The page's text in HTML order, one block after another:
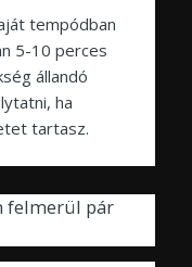
tempódban
5-10 perces
állandó
ha
tartasz.
felmerül pár